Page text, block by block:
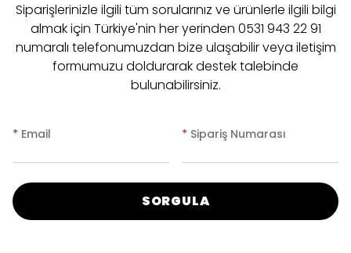
Siparişlerinizle ilgili tüm sorularınız ve ürünlerle ilgili bilgi
almak için Türkiye'nin her yerinden 0531 943 22 91
numaralı telefonumuzdan bize ulaşabilir veya iletişim
formumuzu doldurarak destek talebinde
bulunabilirsiniz.
* Email * Sipariş Numarası
SORGULA